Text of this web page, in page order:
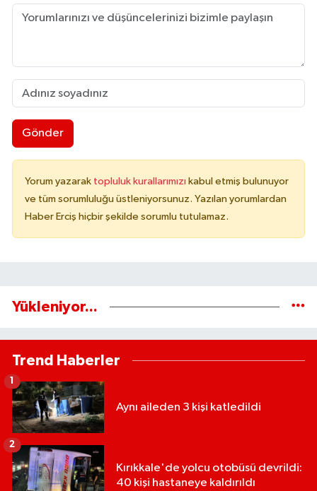
Gönder
Yorum yazarak topluluk kurallarımızı kabul etmiş bulunuyor
ve tüm sorumluluğu üstleniyorsunuz. Yazılan yorumlardan
Haber Erciş hiçbir şekilde sorumlu tutulamaz.
Yükleniyor...
Trend Haberler
Aynı aileden 3 kişi katledildi
1
Kırıkkale'de yolcu otobüsü devrildi:
40 kişi hastaneye kaldırıldı
2